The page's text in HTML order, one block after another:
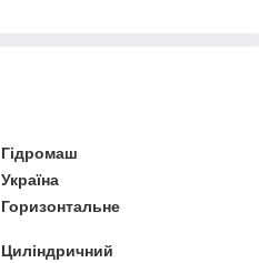
Гідромаш
Україна
Горизонтальне
Циліндричний